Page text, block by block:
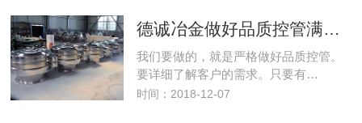
我们要做的，就是严格做好品质控管。
要详细了解客户的需求。只要有…
时间：2018-12-07